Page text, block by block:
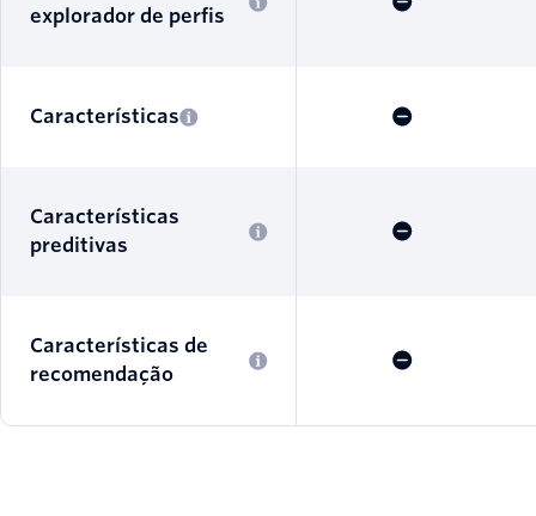
explorador de perfis
Características
Características
preditivas
Características de
recomendação